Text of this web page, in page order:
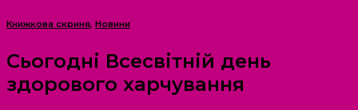
Книжкова скриня, Новини
Сьогодні Всесвітній день
здорового харчування